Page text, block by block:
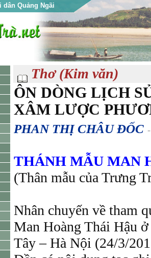
dân Quảng Ngãi
Thơ (Kim văn)
ÔN DÒNG LỊCH
XÂM LƯỢC
PHAN THỊ CHÂU ĐỐC
THÁNH MẪU MAN
(Thân mẫu của Trưng
Nhân chuyến về tham
Man Hoàng Thái Hậu
Tây – Hà Nội (24/3/